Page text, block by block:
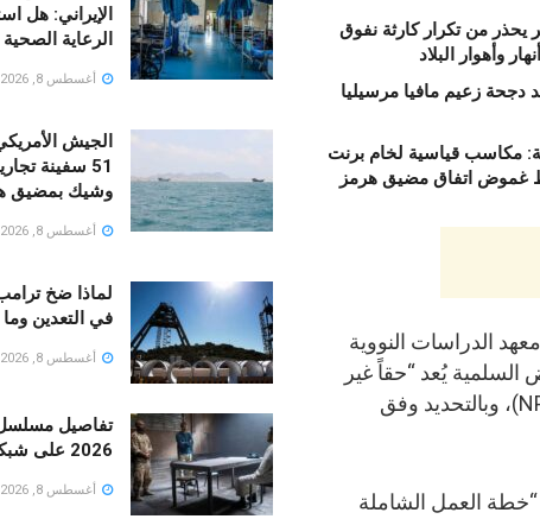
يحذر من تكرار كارثة نفوق
دجحة زعيم مافيا مرسيليا
مكاسب قياسية لخام برنت
اتفاق مضيق هرمز
الدراسات النووية
يُعد “حقاً غير
قابل للتصرف” للدول الموقعة على معاهدة حظر الانتشار النووي (NPT)، وبالتحديد وفق
“خطة العمل الشاملة
الإيراني: هل
الرعاية
أغسطس 8, 2026
الجيش
51 سفينة
وشيك بمضيق
أغسطس 8, 2026
في التعدين
أغسطس 8, 2026
تفاصيل
2026 على شبكة TNT “فيديو”
أغسطس 8, 2026